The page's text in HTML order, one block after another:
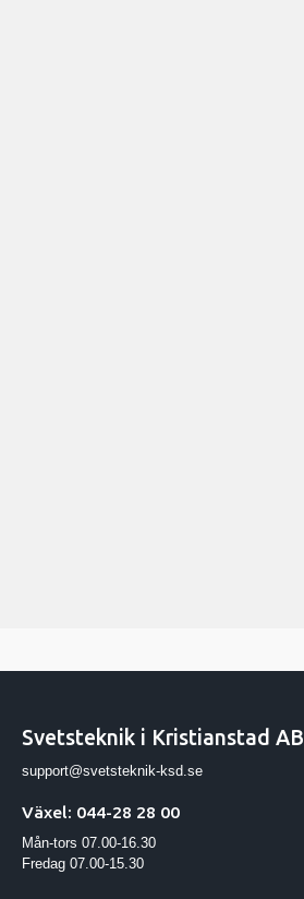
Svetsteknik i Kristianstad AB
support@svetsteknik-ksd.se
Växel: 044-28 28 00
Mån-tors 07.00-16.30
Fredag 07.00-15.30